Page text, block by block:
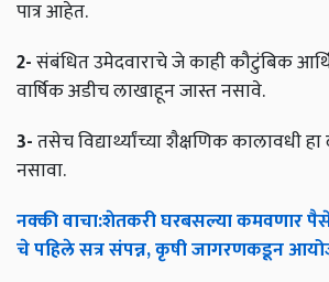
पात्र आहेत.
2-संबंधित उमेदवाराचे जे काही कौटुंबिक
वार्षिक अडीच लाखाहून जास्त नसावे.
3-तसेच विद्यार्थ्यांच्या शैक्षणिक कालावधी हा
नसावा.
नक्कीवाचा:शेतकरीघरबसल्याकमवणार
चेपहिलेसत्रसंपन्न,कृषीजागरणकडून